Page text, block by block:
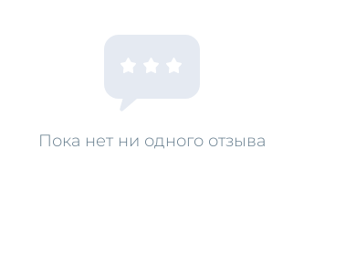
Пока нет ни одного отзыва